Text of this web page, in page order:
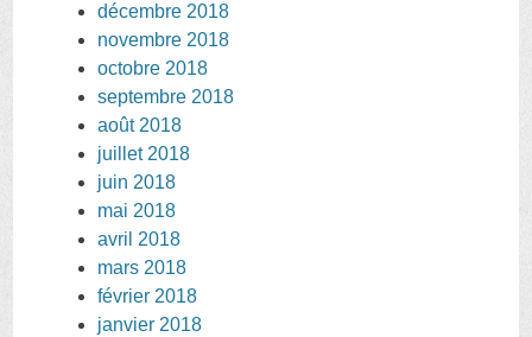
décembre 2018
novembre 2018
octobre 2018
septembre 2018
août 2018
juillet 2018
juin 2018
mai 2018
avril 2018
mars 2018
février 2018
janvier 2018